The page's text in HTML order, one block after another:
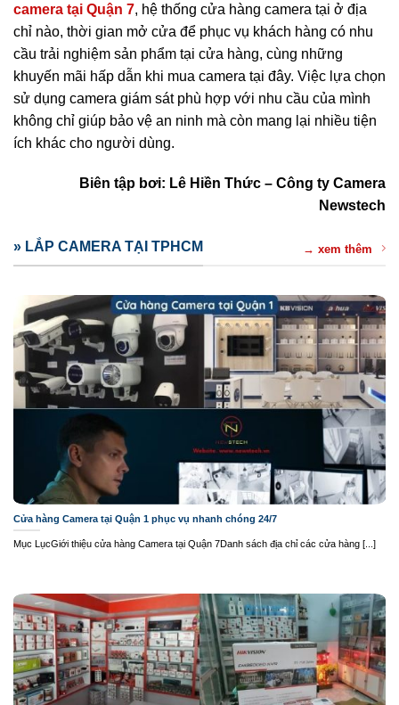
camera tại Quận 7, hệ thống cửa hàng camera tại ở địa
chỉ nào, thời gian mở cửa để phục vụ khách hàng có nhu
cầu trải nghiệm sản phẩm tại cửa hàng, cùng những
khuyến mãi hấp dẫn khi mua camera tại đây. Việc lựa chọn
sử dụng camera giám sát phù hợp với nhu cầu của mình
không chỉ giúp bảo vệ an ninh mà còn mang lại nhiều tiện
ích khác cho người dùng.
Biên tập bơi: Lê Hiền Thức – Công ty Camera
Newstech
» LẮP CAMERA TẠI TPHCM → xem thêm
Cửa hàng Camera tại Quận 1 phục vụ nhanh chóng 24/7
Mục LụcGiới thiệu cửa hàng Camera tại Quận 7Danh sách địa chỉ các cửa hàng [...]